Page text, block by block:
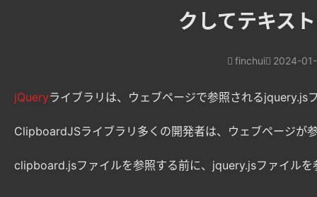
クしてテキス
finchui 2024-
jQueryライブラリは、ウェブページで参照されるjquery.js
ClipboardJSライブラリ多くの開発者は、ウェブページが
clipboard.jsファイルを参照する前に、jquery.jsファイルを